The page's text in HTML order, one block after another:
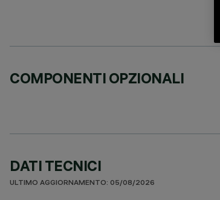
COMPONENTI OPZIONALI
DATI TECNICI
ULTIMO AGGIORNAMENTO: 05/08/2026